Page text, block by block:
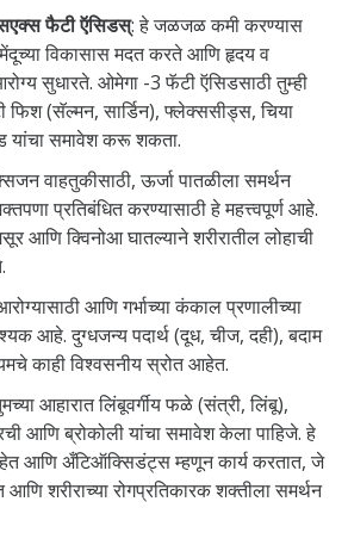
फैटी ऍसिडस्: हे जळजळ कमी करण्यास
मेंदूच्या विकासास मदत करते आणि हृदय व
सुधारते. ओमेगा -3 फॅटी ऍसिडसाठी तुम्ही
फिश (सॅल्मन, सार्डिन), फ्लेक्ससीड्स, चिया
समावेश करू शकता.
वाहतुकीसाठी, ऊर्जा पातळीला समर्थन
प्रतिबंधित करण्यासाठी हे महत्त्वपूर्ण आहे.
आणि क्विनोआ घातल्याने शरीरातील लोहाची
आणि गर्भाच्या कंकाल प्रणालीच्या
आहे. दुग्धजन्य पदार्थ (दूध, चीज, दही), बदाम
काही विश्वसनीय स्रोत आहेत.
आहारात लिंबूवर्गीय फळे (संत्री, लिंबू),
आणि ब्रोकोली यांचा समावेश केला पाहिजे. हे
आणि अँटिऑक्सिडंट्स म्हणून कार्य करतात, जे
आणि शरीराच्या रोगप्रतिकारक शक्तीला समर्थन